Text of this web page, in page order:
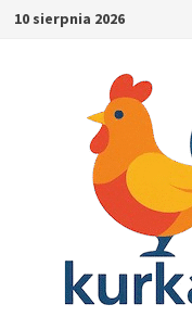
Skip10 sierpnia 2026